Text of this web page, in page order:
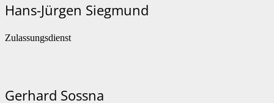
Hans-Jürgen Siegmund
Zulassungsdienst
Gerhard Sossna